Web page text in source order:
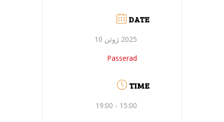
DATE
2025 ژوئن 10
Passerad
TIME
15:00 - 19:00